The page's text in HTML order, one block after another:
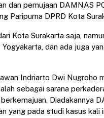
dan pemujaan DAMNAS
Paripurna DPRD Kota
Kota Surakarta saja,
dan ada juga
Indriarto Dwi Nugroho
sebagai sarana
Diadakannya
yang pada studi kasus kali